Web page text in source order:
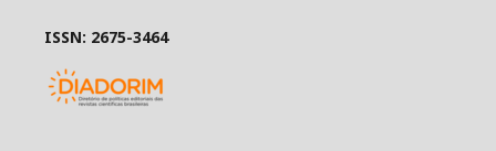
ISSN: 2675-3464